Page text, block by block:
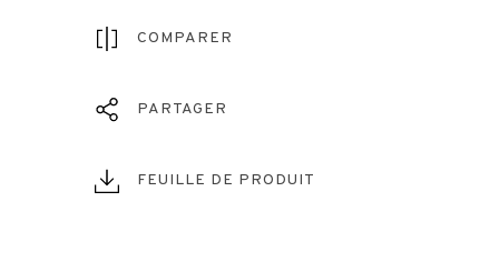
COMPARER
PARTAGER
FEUILLE DE PRODUIT